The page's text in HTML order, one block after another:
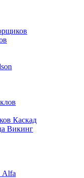
Каскад
Викинг
Alfa